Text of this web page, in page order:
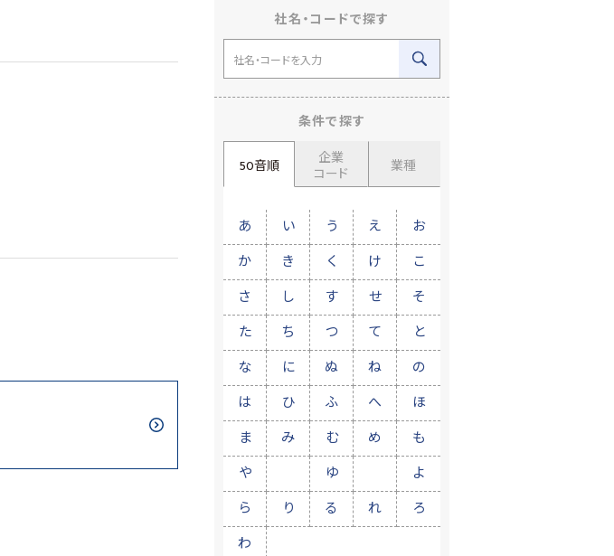
社名・コードで探す
条件で探す
50音順
企業
コード
業種
あ い う え お
か き く け こ
さ し す せ そ
た ち つ て と
な に ぬ ね の
は ひ ふ へ ほ
ま み む め も
や ゆ よ
ら り る れ ろ
わ